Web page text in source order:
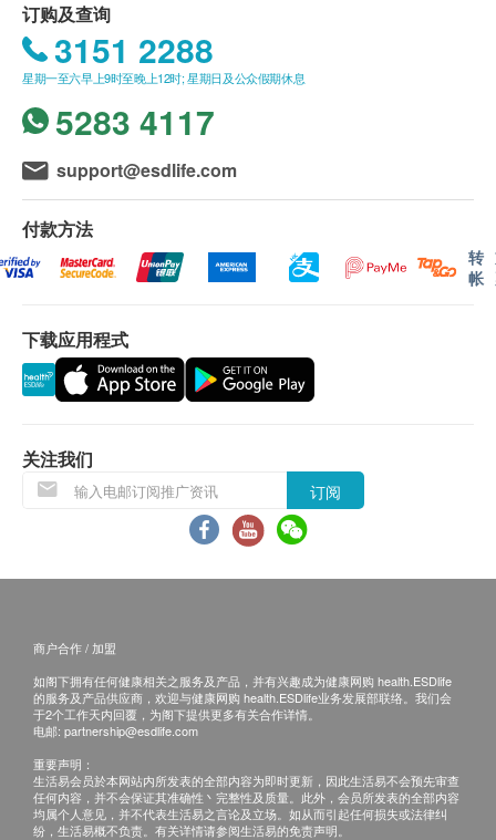
养颜。
适合人士:美肌族
服用方法
加热方法:
蒸煮加热：整包原封直接放入煲内，再注水加热至
沸腾。
浸泡加热：整包原封直接加入沸水中浸泡4-6分
微波炉加热：撕开包装袋，把汤倒入微波炉盛器
成份
水、鸡、猪骨、猪腱、花胶、响螺、姜、盐、干贝
注意事项
加热后请小心烫口。
请勿将包装袋放入微波炉内加热。
本产品以先进生产技术制造，无添加防腐剂，开封
费。
我们将于确定订单后2-4个工作天内安排发货。
不排除运送时间会因节日而有所影响。 当八号烈
风讯号悬挂或黑色暴雨警告生效时，送货服务时间
将会延迟。
所有订单须视乎相关货品的供应情况再作最后确
认。 倘若健康网购health.ESDlife未能提供任何订
单上的货品，健康网购health.ESDlife有权拒绝接
受该订单，并且会于送货前透过电话或电邮通知顾
客再作安排。
保用条款 ：
货品质量保证，于顾客收到产品当日起计，使用
期应最少有12个月或以上。(1包装滴鸡精属短期货
退换条款 ：
当顾客收取已订购之货品时，有责任检查货品是否
有损毁情况，一经确认签收，恕不接受退换。
正本，并于送货后3个工作天内按下列方式联络健
康网购health.ESDlife客户服务部跟进。
订购及查询
3151 2288
星期一至六早上9时至晚上12时; 星期日及公众假期休息
5283 4117
support@esdlife.com
付款方法
转
帐
下载应用程式
关注我们
订阅
商户合作 / 加盟
如阁下拥有任何健康相关之服务及产品，并有兴趣成为健康网购 health.ESDlife
的服务及产品供应商，欢迎与健康网购 health.ESDlife业务发展部联络。我们会
于2个工作天内回覆，为阁下提供更多有关合作详情。
电邮: partnership@esdlife.com
重要声明：
生活易会员於本网站内所发表的全部内容为即时更新，因此生活易不会预先审查
任何内容，并不会保证其准确性丶完整性及质量。此外，会员所发表的全部内容
均属个人意见，并不代表生活易之言论及立场。如从而引起任何损失或法律纠
纷，生活易概不负责。有关详情请参阅生活易的免责声明。